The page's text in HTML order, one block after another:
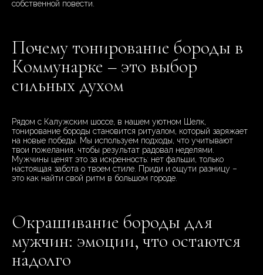
собственной повести.
Почему тонирование бороды в
Коммунарке – это выбор
сильных духом
Рядом с Калужским шоссе, в нашем уютном Шелк,
тонирование бороды становится ритуалом, который заряжает
на новые победы. Мы используем подходы, что учитывают
твои пожелания, чтобы результат радовал неделями.
Мужчины ценят это за искренность: нет фальши, только
настоящая забота о твоем стиле. Приди и ощути разницу –
это как найти свой ритм в большом городе.
Окрашивание бороды для
мужчин: эмоции, что остаются
надолго